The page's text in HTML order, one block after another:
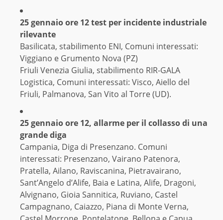
25 gennaio ore 12 test per incidente industriale
rilevante
Basilicata, stabilimento ENI, Comuni interessati:
Viggiano e Grumento Nova (PZ)
Friuli Venezia Giulia, stabilimento RIR-GALA
Logistica, Comuni interessati: Visco, Aiello del
Friuli, Palmanova, San Vito al Torre (UD).
25 gennaio ore 12, allarme per il collasso di una
grande diga
Campania, Diga di Presenzano. Comuni
interessati: Presenzano, Vairano Patenora,
Pratella, Ailano, Raviscanina, Pietravairano,
Sant’Angelo d’Alife, Baia e Latina, Alife, Dragoni,
Alvignano, Gioia Sannitica, Ruviano, Castel
Campagnano, Caiazzo, Piana di Monte Verna,